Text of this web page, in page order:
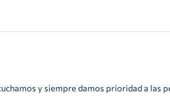
y siempre damos prioridad a las